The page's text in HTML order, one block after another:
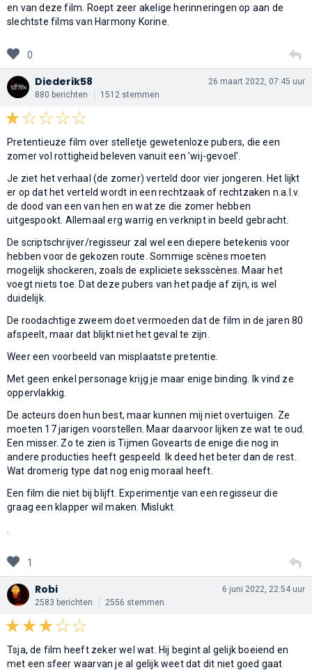
en van deze film. Roept zeer akelige herinneringen op aan de
slechtste films van Harmony Korine.
0
Diederik58
880 berichten 1512 stemmen
26 maart 2022, 07:45 uur
Pretentieuze film over stelletje gewetenloze pubers, die een
zomer vol rottigheid beleven vanuit een 'wij-gevoel'.
Je ziet het verhaal (de zomer) verteld door vier jongeren. Het lijkt
er op dat het verteld wordt in een rechtzaak of rechtzaken n.a.l.v.
de dood van een van hen en wat ze die zomer hebben
uitgespookt. Allemaal erg warrig en verknipt in beeld gebracht.
De scriptschrijver/regisseur zal wel een diepere betekenis voor
hebben voor de gekozen route. Sommige scènes moeten
mogelijk shockeren, zoals de expliciete seksscènes. Maar het
voegt niets toe. Dat deze pubers van het padje af zijn, is wel
duidelijk.
De roodachtige zweem doet vermoeden dat de film in de jaren 80
afspeelt, maar dat blijkt niet het geval te zijn.
Weer een voorbeeld van misplaatste pretentie.
Met geen enkel personage krijg je maar enige binding. Ik vind ze
oppervlakkig.
De acteurs doen hun best, maar kunnen mij niet overtuigen. Ze
moeten 17 jarigen voorstellen. Maar daarvoor lijken ze wat te oud.
Een misser. Zo te zien is Tijmen Govearts de enige die nog in
andere producties heeft gespeeld. Ik deed het beter dan de rest.
Wat dromerig type dat nog enig moraal heeft.
Een film die niet bij blijft. Experimentje van een regisseur die
graag een klapper wil maken. Mislukt.
1
Robi
2583 berichten 2556 stemmen
6 juni 2022, 22:54 uur
Tsja, de film heeft zeker wel wat. Hij begint al gelijk boeiend en
met een sfeer waarvan je al gelijk weet dat dit niet goed gaat